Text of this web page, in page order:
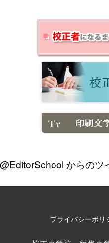
@EditorSchool からのツ
プライバシーポリ